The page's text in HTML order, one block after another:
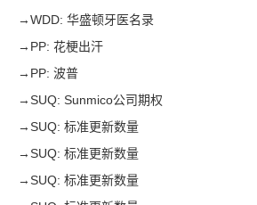
→WDD: 华盛顿牙医名录
→ PP: 花梗出汗
→ PP: 波普
→SUQ: Sunmico公司期权
→SUQ: 标准更新数量
→SUQ: 标准更新数量
→SUQ: 标准更新数量